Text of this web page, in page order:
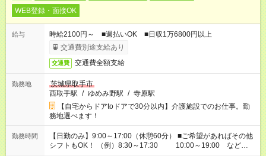
WEB登録・面接OK
給与
時給2100円～ ■週払いOK ■日収1万6800円以上
交通費別途支給あり
交通費 交通費全額支給
勤務地
茨城県取手市
西取手駅 / ゆめみ野駅 / 寺原駅
【自宅からドアtoドアで30分以内】介護施設でのお仕事。勤
務地選べます！
勤務時間
【日勤のみ】9:00～17:00（休憩60分） ■ご希望があればその他
シフトもOK！ （例）8:30～17:30 10:00～19:00 など